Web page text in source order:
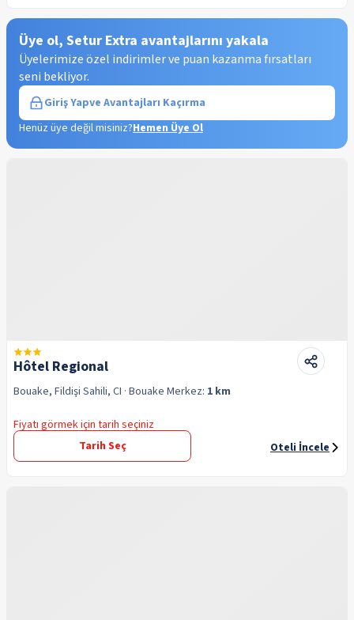
Üye ol, Setur Extra avantajlarını yakala
Üyelerimize özel indirimler ve puan kazanma fırsatları
seni bekliyor.
Giriş Yapve Avantajları Kaçırma
Henüz üye değil misiniz?Hemen Üye Ol
Hôtel Regional
Bouake, Fildişi Sahili, CI · Bouake Merkez: 1 km
Fiyatı görmek için tarih seçiniz
Tarih Seç
Oteli İncele